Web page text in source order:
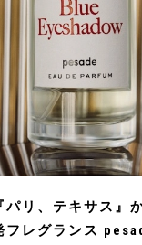
パリ、テキサス』
フレグランス